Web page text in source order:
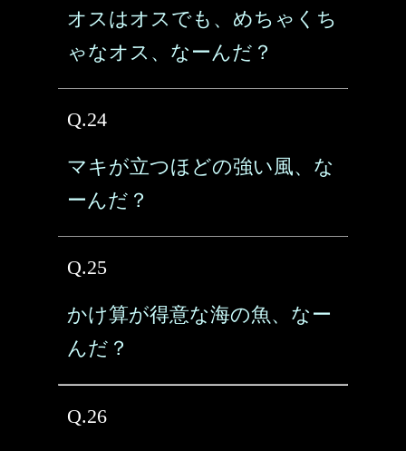
オスはオスでも、めちゃくち
ゃなオス、なーんだ？
Q.24
マキが立つほどの強い風、な
ーんだ？
Q.25
かけ算が得意な海の魚、なー
んだ？
Q.26